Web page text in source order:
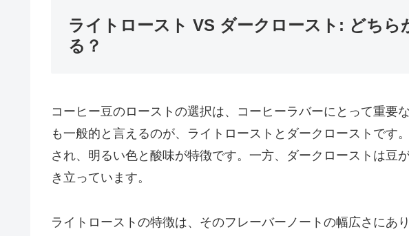
ライトロースト VS ダークロースト: どちら
る？
コーヒー豆のローストの選択は、コーヒーラバーにとって重要
も一般的と言えるのが、ライトローストとダークローストです
され、明るい色と酸味が特徴です。一方、ダークローストは豆
き立っています。
ライトローストの特徴は、そのフレーバーノートの幅広さにあ